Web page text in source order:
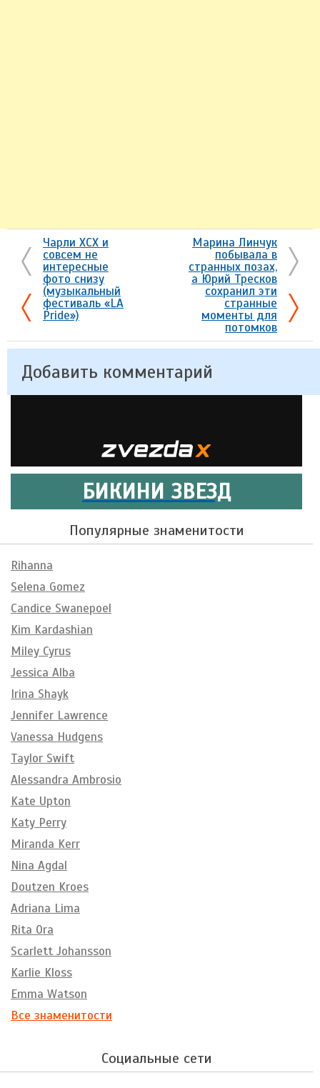
Чарли ХСХ и
совсем не
интересные
фото снизу
(музыкальный
фестиваль «LA
Pride»)
Марина Линчук
побывала в
странных позах,
а Юрий Тресков
сохранил эти
странные
моменты для
потомков
Добавить комментарий
БИКИНИ ЗВЕЗД
Популярные знаменитости
Rihanna
Selena Gomez
Candice Swanepoel
Kim Kardashian
Miley Cyrus
Jessica Alba
Irina Shayk
Jennifer Lawrence
Vanessa Hudgens
Taylor Swift
Alessandra Ambrosio
Kate Upton
Katy Perry
Miranda Kerr
Nina Agdal
Doutzen Kroes
Adriana Lima
Rita Ora
Scarlett Johansson
Karlie Kloss
Emma Watson
Все знаменитости
Социальные сети